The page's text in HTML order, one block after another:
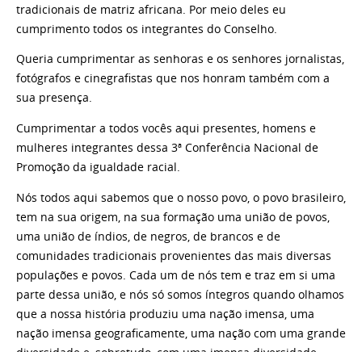
tradicionais de matriz africana. Por meio deles eu
cumprimento todos os integrantes do Conselho.
Queria cumprimentar as senhoras e os senhores jornalistas,
fotógrafos e cinegrafistas que nos honram também com a
sua presença.
Cumprimentar a todos vocês aqui presentes, homens e
mulheres integrantes dessa 3ª Conferência Nacional de
Promoção da igualdade racial.
Nós todos aqui sabemos que o nosso povo, o povo brasileiro,
tem na sua origem, na sua formação uma união de povos,
uma união de índios, de negros, de brancos e de
comunidades tradicionais provenientes das mais diversas
populações e povos. Cada um de nós tem e traz em si uma
parte dessa união, e nós só somos íntegros quando olhamos
que a nossa história produziu uma nação imensa, uma
nação imensa geograficamente, uma nação com uma grande